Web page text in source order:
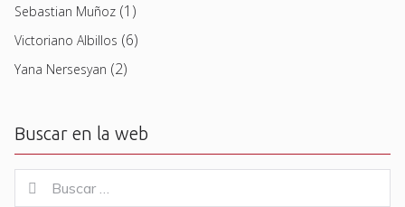
Sebastian Muñoz (1)
Victoriano Albillos (6)
Yana Nersesyan (2)
Buscar en la web
for:
Buscar